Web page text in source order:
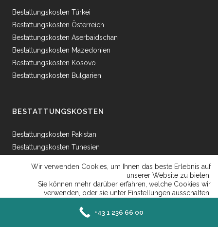
Bestattungskosten Türkei
Bestattungskosten Österreich
Bestattungskosten Aserbaidschan
Bestattungskosten Mazedonien
Bestattungskosten Kosovo
Bestattungskosten Bulgarien
BESTATTUNGSKOSTEN
Bestattungskosten Pakistan
Bestattungskosten Tunesien
Bestattungskosten Griechenland
Bestattungskosten Bosnien
Bestattungskosten Afganhistan
Wir verwenden Cookies, um Ihnen das beste Erlebnis auf
unserer Website zu bieten.
Sie können mehr darüber erfahren, welche Cookies wir
verwenden, oder sie unter Einstellungen ausschalten.
Ablehnen Einstellungen
+43 1 236 66 00